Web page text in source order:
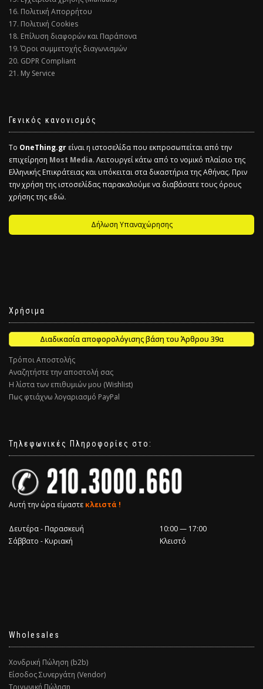
16. Πολιτική Απορρήτου
17. Πολιτική Cookies
18. Επίλυση διαφορών και Παράπονα
19. Όροι συμμετοχής διαγωνισμών
20. GDPR Compliant
21. My Service
Γενικός κανονισμός
Το OneThing.gr είναι η ιστοσελίδα που εκπροσωπείται από την
επιχείρηση Most Media. Λειτουργεί κάτω από το νομικό πλαίσιο της
Ελληνικής Επικράτειας και υπόκειται στα δικαστήρια της Αθήνας. Πριν
την χρήση της ιστοσελίδας παρακαλούμε να διαβάσατε τους όρους
χρήσης τηςεδώ.
Δήλωση Υπαναχώρησης
Χρήσιμα
Διαδικασία αποφορολόγισης βάση του Άρθρου 39α
Τρόποι Αποστολής
Αναζητήστε την αποστολή σας
Η λίστα των επιθυμιών μου (Wishlist)
Πως φτιάχνω λογαριασμό PayPal
Τηλεφωνικές Πληροφορίες στο:
Αυτή την ώρα είμαστε κλειστά !
Δευτέρα - Παρασκευή
10:00 — 17:00
Σάββατο - Κυριακή
Κλειστό
Wholesales
Χονδρική Πώληση (b2b)
Είσοδος Συνεργάτη (Vendor)